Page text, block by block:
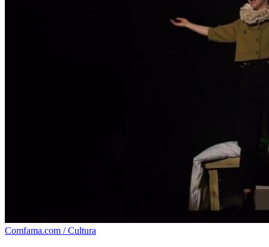
Comfama.com / Cultura